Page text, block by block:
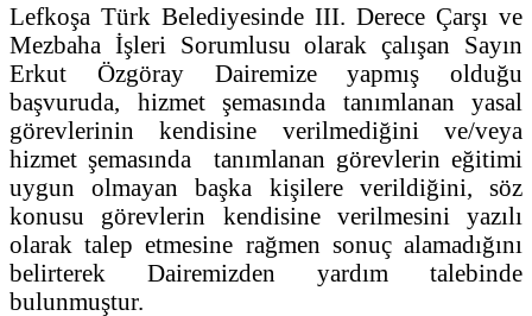
Lefkoşa Türk Belediyesinde III. Derece Çarşı ve
Mezbaha İşleri Sorumlusu olarak çalışan Sayın
Erkut Özgöray Dairemize yapmış olduğu
başvuruda, hizmet şemasında tanımlanan yasal
görevlerinin kendisine verilmediğini ve/veya
hizmet şemasında tanımlanan görevlerin eğitimi
uygun olmayan başka kişilere verildiğini, söz
konusu görevlerin kendisine verilmesini yazılı
olarak talep etmesine rağmen sonuç alamadığını
belirterek Dairemizden yardım talebinde
bulunmuştur.